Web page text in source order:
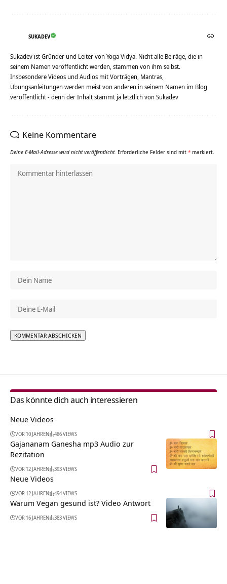
SUKADEV
Sukadev ist Gründer und Leiter von Yoga Vidya. Nicht alle Beiräge, die in
seinem Namen veröffentlicht werden, stammen von ihm selbst.
Insbesondere Videos und Audios mit Vorträgen, Mantras,
Übungsanleitungen werden meist von anderen in seinem Namen im Blog
veröffentlicht - denn der Inhalt stammt ja letztlich von Sukadev
Keine Kommentare
Deine E-Mail-Adresse wird nicht veröffentlicht. Erforderliche Felder sind mit * markiert.
Das könnte dich auch interessieren
Neue Videos
VOR 10 JAHREN 486 VIEWS
Gajananam Ganesha mp3 Audio zur
Rezitation
VOR 12 JAHREN 393 VIEWS
Neue Videos
VOR 12 JAHREN 494 VIEWS
Warum Vegan gesund ist? Video Antwort
VOR 16 JAHREN 383 VIEWS